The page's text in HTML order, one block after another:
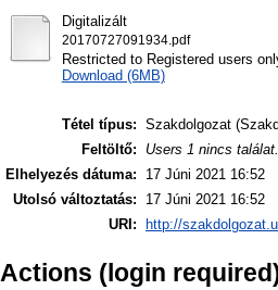
Digitalizált
20170727091934.pdf
Restricted to Registered users
Download (6MB)
Tétel típus: Szakdolgozat
Feltöltő:
Users 1 nincs találat.
Elhelyezés dátuma:
17 Júni 2021 16:52
Utolsó változtatás:
17 Júni 2021 16:52
URI:
http://
Actions (login